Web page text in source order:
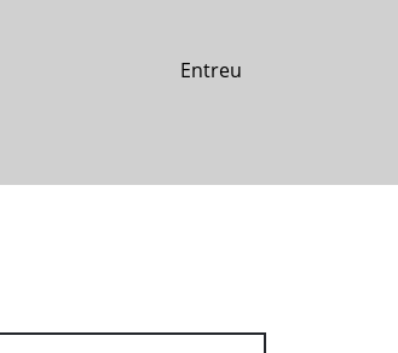
Entreu